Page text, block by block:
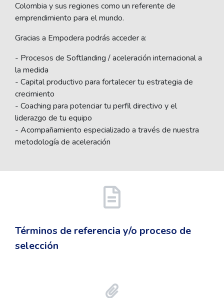
Colombia y sus regiones como un referente de
emprendimiento para el mundo.
Gracias a Empodera podrás acceder a:
- Procesos de Softlanding / aceleración internacional a
la medida
- Capital productivo para fortalecer tu estrategia de
crecimiento
- Coaching para potenciar tu perfil directivo y el
liderazgo de tu equipo
- Acompañamiento especializado a través de nuestra
metodología de aceleración
Términos de referencia y/o proceso de
selección